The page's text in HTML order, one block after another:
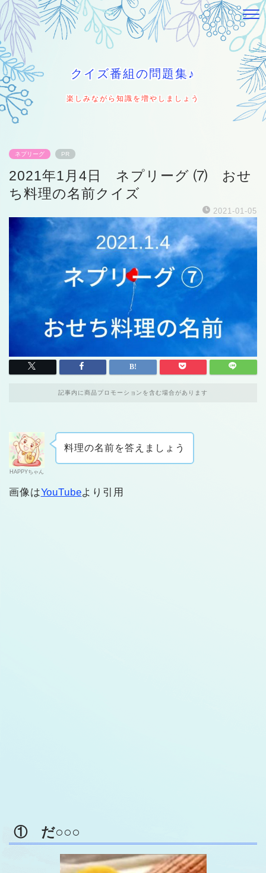
クイズ番組の問題集♪
楽しみながら知識を増やしましょう
ネプリーグ PR
2021年1月4日 ネプリーグ ⑺ おせ
ち料理の名前クイズ
2021-01-05
記事内に商品プロモーションを含む場合があります
HAPPYちゃん
料理の名前を答えましょう
画像はYouTubeより引用
① だ○○○